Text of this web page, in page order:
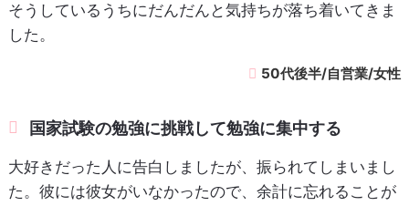
そうしているうちにだんだんと気持ちが落ち着いてきま
した。
50代後半/自営業/女性
国家試験の勉強に挑戦して勉強に集中する
大好きだった人に告白しましたが、振られてしまいまし
た。彼には彼女がいなかったので、余計に忘れることが